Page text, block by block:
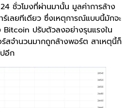
ชั่วโมงที่ผ่านมานั้น มูลค่าการล้าง
ลยทีเดียว ซึ่งเหตุการณ์แบบนี้มักจะ
Bitcoin ปรับตัวลงอย่างรุนแรงใน
สจำนวนมากถูกล้างพอร์ต สาเหตุนี้ก็
อีก